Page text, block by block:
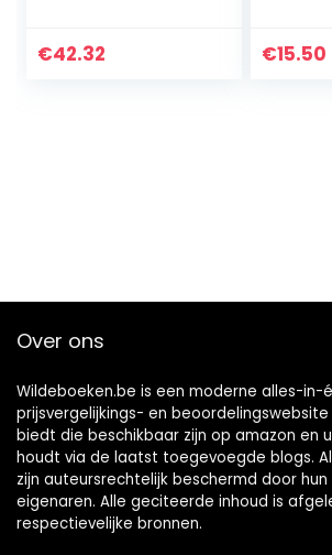
€42.32 €15.50
Over ons
Wildeboeken.be is een moderne alles-in-
prijsvergelijkings- en
biedt die beschikbaar zijn op amazon en
houdt via de laatst toegevoegde blogs.
zijn auteursrechtelijk beschermd door
eigenaren. Alle geciteerde inhoud is
respectievelijke bronnen.